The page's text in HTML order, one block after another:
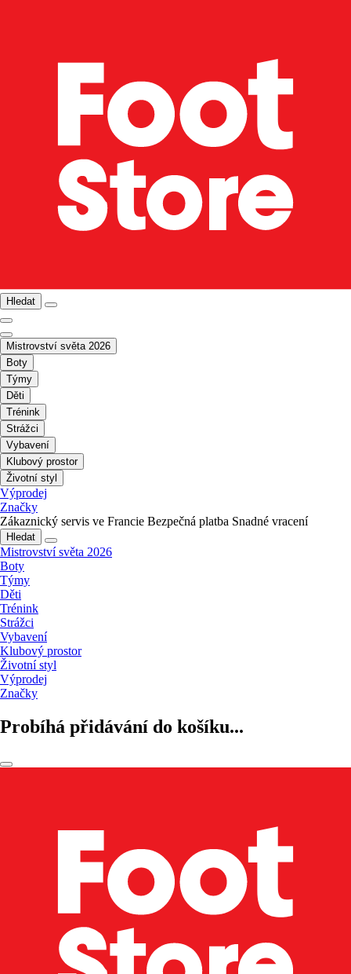
Hledat
Mistrovství světa 2026
Boty
Týmy
Děti
Trénink
Strážci
Vybavení
Klubový prostor
Životní styl
Výprodej
Značky
Zákaznický servis ve Francie Bezpečná platba Snadné vracení
Hledat
Mistrovství světa 2026
Boty
Týmy
Děti
Trénink
Strážci
Vybavení
Klubový prostor
Životní styl
Výprodej
Značky
Probíhá přidávání do košíku...